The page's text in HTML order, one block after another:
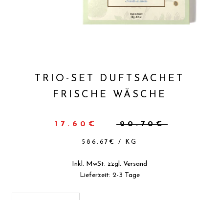
TRIO-SET DUFTSACHET
FRISCHE WÄSCHE
17.60€ 20.70€
586.67€ / KG
Inkl. MwSt. zzgl. Versand
Lieferzeit: 2-3 Tage